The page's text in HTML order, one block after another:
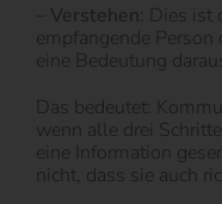
Verstehen: Dies ist
empfangende
eine Bedeutung
Das bedeutet:
wenn alle drei
eine Information
nicht, dass sie auch